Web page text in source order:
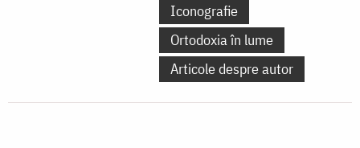
Iconografie
Ortodoxia în lume
Articole despre autor